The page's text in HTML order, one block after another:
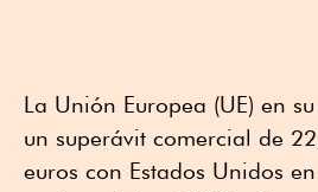
La Unión Europea (UE) en
un superávit comercial de
euros con Estados Unidos